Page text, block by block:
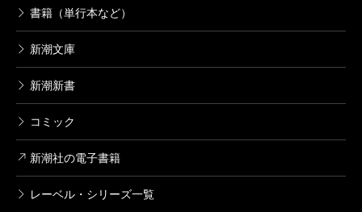
書籍（単行本など）
新潮文庫
新潮新書
コミック
新潮社の電子書籍
レーベル・シリーズ一覧